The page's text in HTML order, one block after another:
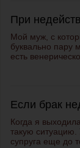
При
Мой муж, с
буквально пару
есть
Если брак
Когда я
такую ситуацию.
супруга еще до